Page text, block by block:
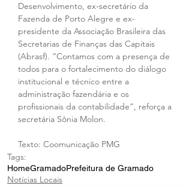
Desenvolvimento, ex-secretário da
Fazenda de Porto Alegre e ex-
presidente da Associação Brasileira das
Secretarias de Finanças das Capitais
(Abrasf). “Contamos com a presença de
todos para o fortalecimento do diálogo
institucional e técnico entre a
administração fazendária e os
profissionais da contabilidade”, reforça a
secretária Sônia Molon.
Texto: Coomunicação PMG
Tags:
HomeGramadoPrefeitura de Gramado
Notícias Locais